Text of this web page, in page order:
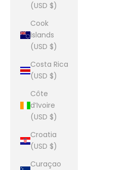
(USD $)
Cook
Islands
(USD $)
Costa Rica
(USD $)
Côte
d’Ivoire
(USD $)
Croatia
(USD $)
Curaçao